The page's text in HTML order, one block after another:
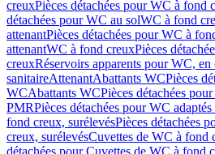
creuxPièces détachées pour WC à fond
détachées pour WC au solWC à fond
attenantPièces détachées pour WC à
attenantWC à fond creuxPièces
creuxRéservoirs apparents pour WC, en
sanitaireAttenantAbattants WCPièces
WCAbattants WCPièces détachées
PMRPièces détachées pour WC
fond creux, surélevésPièces détachées
creux, surélevésCuvettes de WC à fond
détachées pour Cuvettes de WC à fond